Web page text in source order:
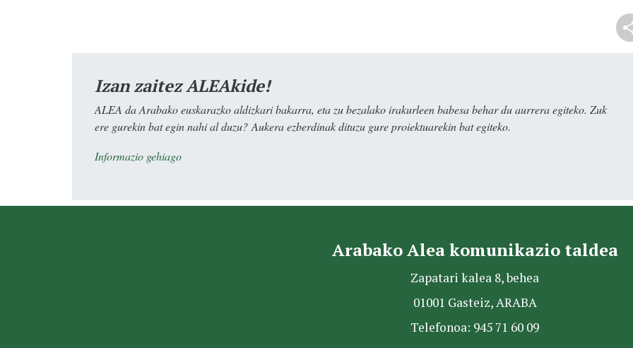
Izan zaitez ALEAkide!
ALEA da Arabako euskarazko aldizkari bakarra, eta zu bezalako irakurleen babesa behar du aurrera egiteko. Zuk
ere gurekin bat egin nahi al duzu? Aukera ezberdinak dituzu gure proiektuarekin bat egiteko.
Informazio gehiago
Arabako Alea komunikazio taldea
Zapatari kalea 8, behea
01001 Gasteiz, ARABA
Telefonoa: 945 71 60 09